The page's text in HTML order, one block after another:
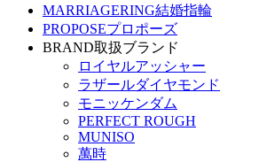
MARRIAGERING結婚指輪
PROPOSEプロポーズ
BRAND取扱ブランド
ロイヤルアッシャー
ラザールダイヤモンド
モニッケンダム
PERFECT ROUGH
MUNISO
萬時